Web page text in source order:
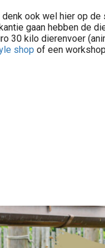
ook wel hier op
gaan hebben de
30 kilo dierenvoer
shop of een